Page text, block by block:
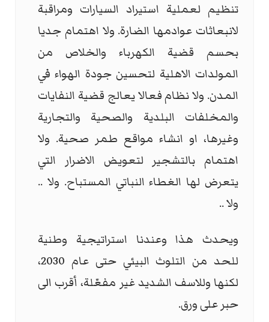
تنظيم لعملية استيراد السيارات ومراقبة
لانبعاثات عوادمها الضارة. ولا اهتمام جديا
بحسم قضية الكهرباء والخلاص من
المولدات الاهلية لتحسين جودة الهواء في
المدن. ولا نظام فعالا يعالج قضية النفايات
والمخلفات البلدية والصحية والتجارية
وغيرها، او انشاء مواقع طمر صحية. ولا
اهتمام بالتشجير لتعويض الاضرار التي
يتعرض لها الغطاء النباتي المستباح. ولا ..
ولا ..
ويحدث هذا وعندنا استراتيجية وطنية
للحد من التلوث البيئي حتى عام 2030،
لكنها وللاسف الشديد غير مفعّلة، أقرب الى
حبر على ورق.